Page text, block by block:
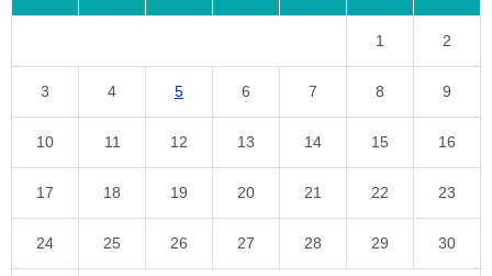
1 2
3 4 5 6 7 8 9
10 11 12 13 14 15 16
17 18 19 20 21 22 23
24 25 26 27 28 29 30